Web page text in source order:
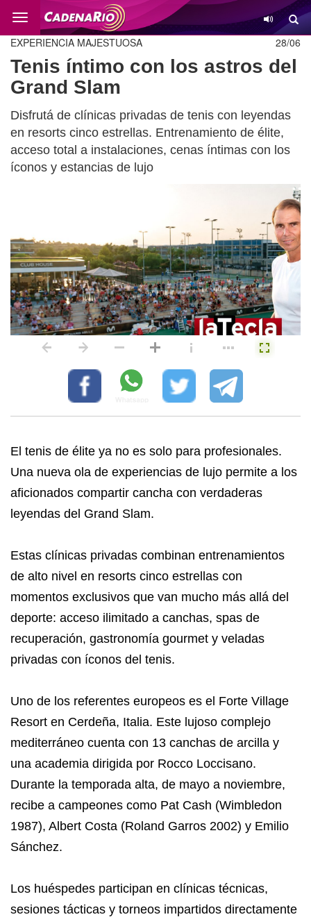
Cambio
28/06
EXPERIENCIA MAJESTUOSA
Tenis íntimo con los astros del
Grand Slam
Disfrutá de clínicas privadas de tenis con leyendas
en resorts cinco estrellas. Entrenamiento de élite,
acceso total a instalaciones, cenas íntimas con los
íconos y estancias de lujo
El tenis de élite ya no es solo para profesionales.
Una nueva ola de experiencias de lujo permite a los
aficionados compartir cancha con verdaderas
leyendas del Grand Slam.
Estas clínicas privadas combinan entrenamientos
de alto nivel en resorts cinco estrellas con
momentos exclusivos que van mucho más allá del
deporte: acceso ilimitado a canchas, spas de
recuperación, gastronomía gourmet y veladas
privadas con íconos del tenis.
Uno de los referentes europeos es el Forte Village
Resort en Cerdeña, Italia. Este lujoso complejo
mediterráneo cuenta con 13 canchas de arcilla y
una academia dirigida por Rocco Loccisano.
Durante la temporada alta, de mayo a noviembre,
recibe a campeones como Pat Cash (Wimbledon
1987), Albert Costa (Roland Garros 2002) y Emilio
Sánchez.
Los huéspedes participan en clínicas técnicas,
sesiones tácticas y torneos impartidos directamente